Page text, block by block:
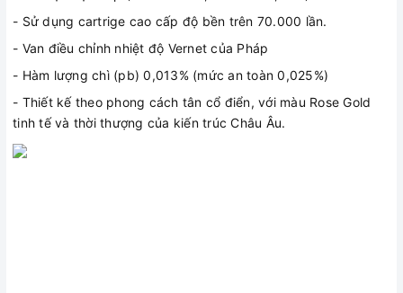
- Sử dụng cartrige cao cấp độ bền trên 70.000 lần.
- Van điều chỉnh nhiệt độ Vernet của Pháp
- Hàm lượng chì (pb) 0,013% (mức an toàn 0,025%)
- Thiết kế theo phong cách tân cổ điển, với màu Rose Gold
tinh tế và thời thượng của kiến trúc Châu Âu.